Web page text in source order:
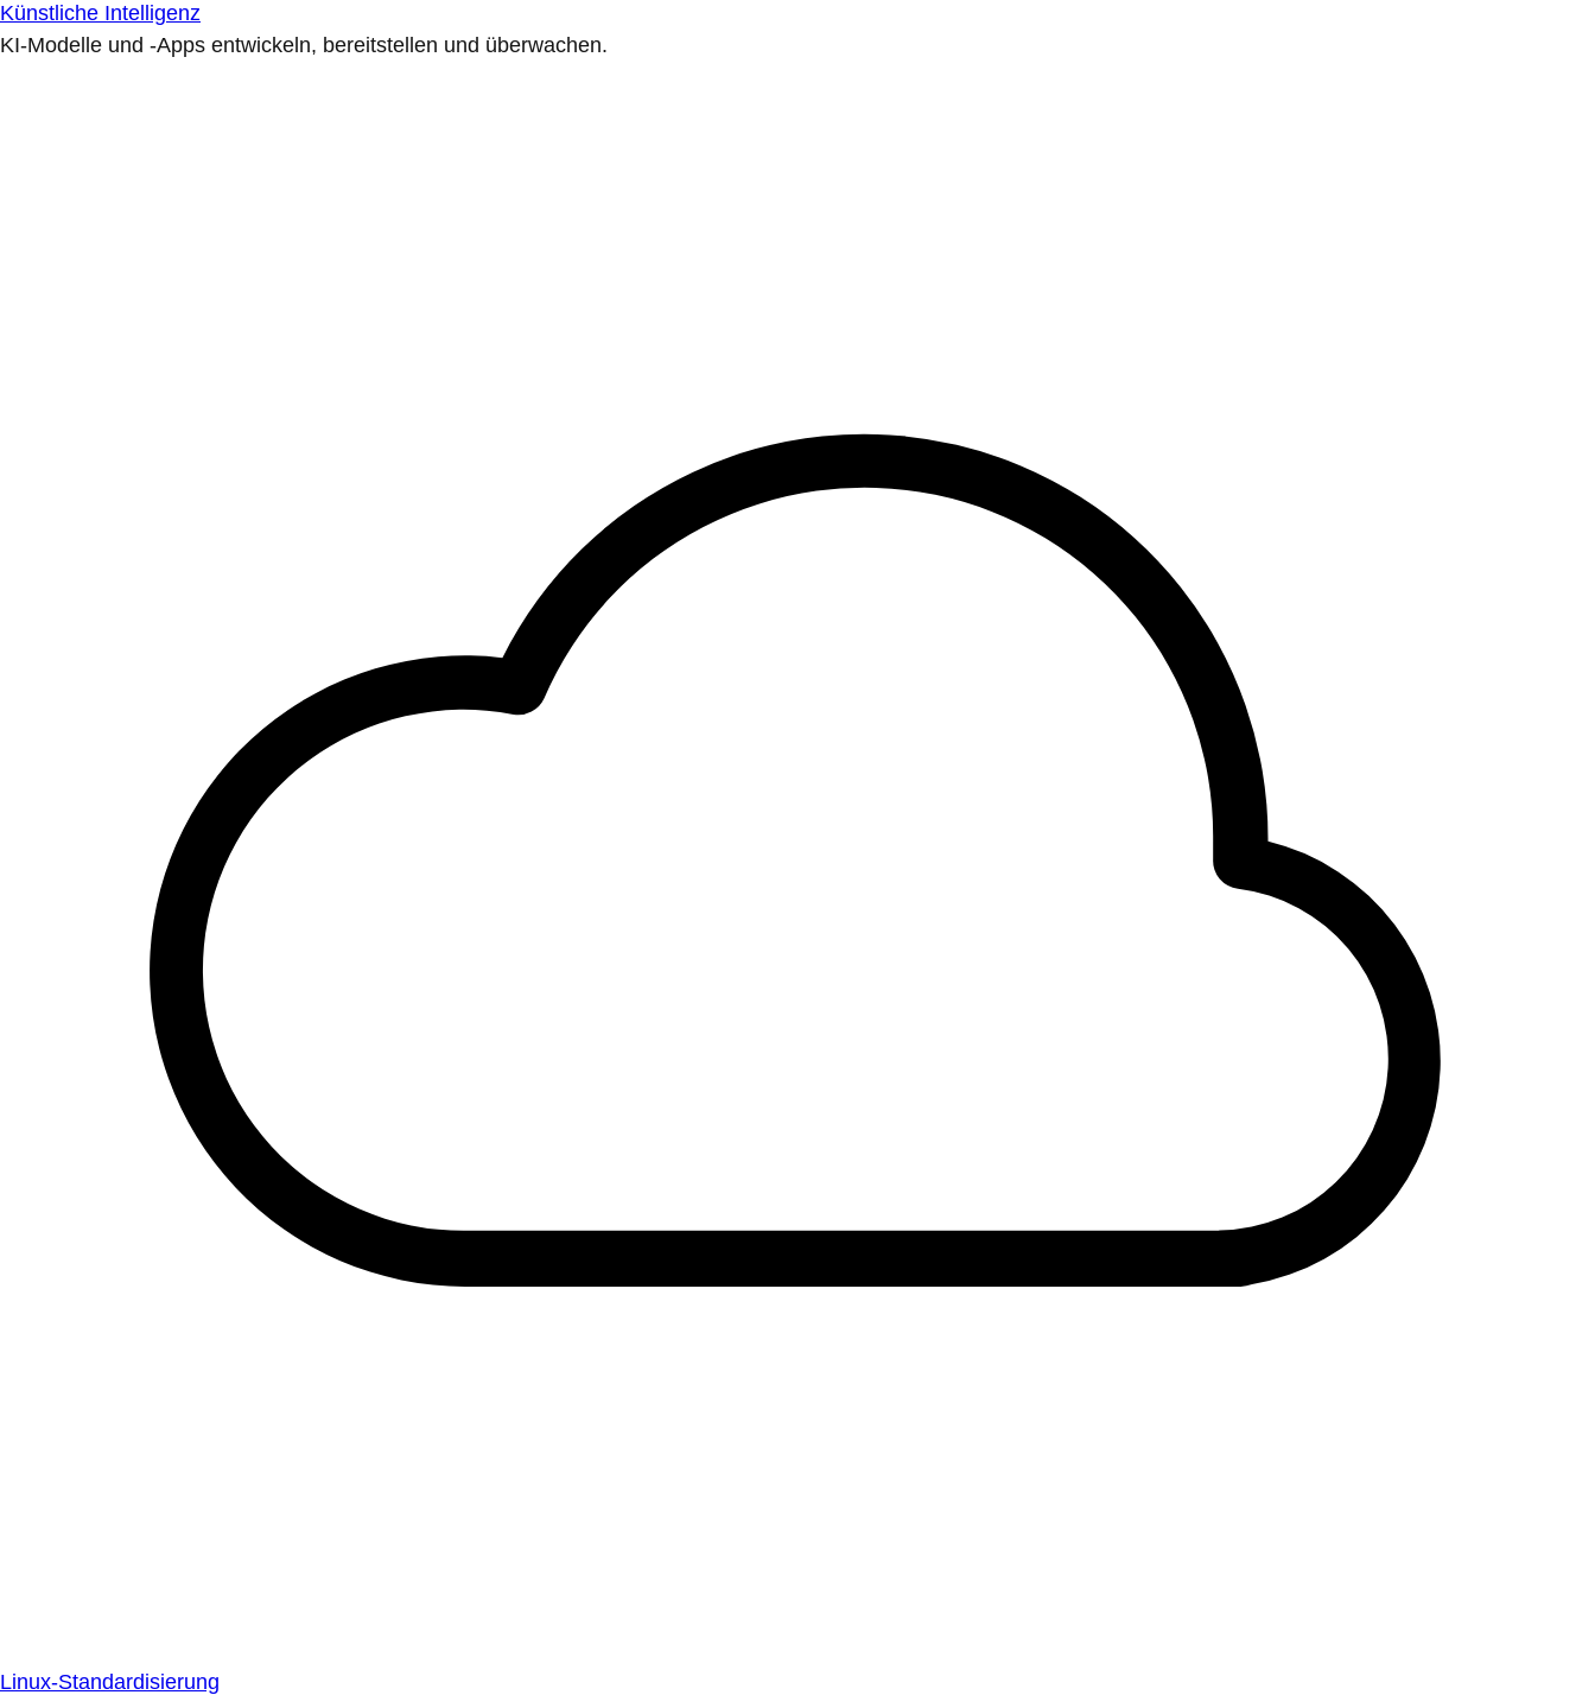
Künstliche Intelligenz
KI-Modelle und -Apps entwickeln, bereitstellen und überwachen.
Linux-Standardisierung